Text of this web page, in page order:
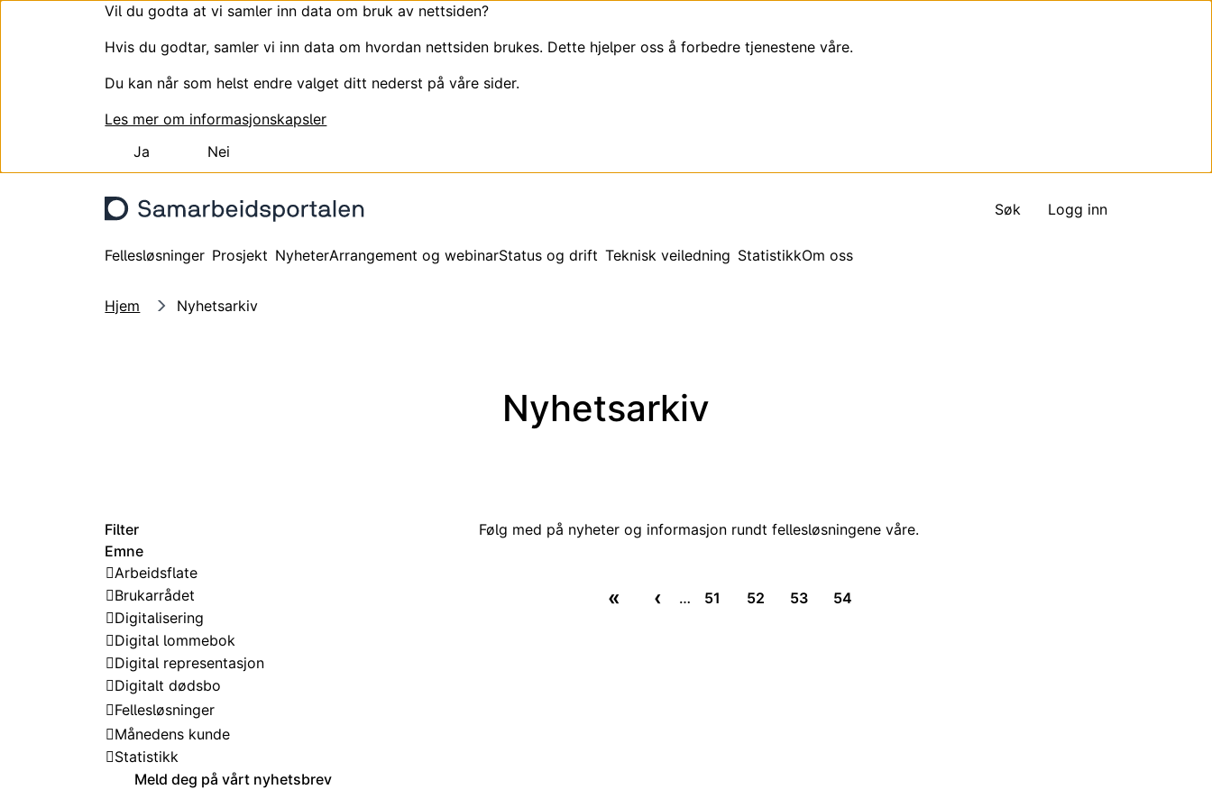
Vil du godta at vi samler inn data om bruk av nettsiden?
Hvis du godtar, samler vi inn data om hvordan nettsiden brukes. Dette hjelper oss å forbedre tjenestene våre.
Du kan når som helst endre valget ditt nederst på våre sider.
Les mer om informasjonskapsler
Ja
Nei
Søk
Logg inn
Fellesløsninger Prosjekt NyheterArrangement og webinarStatus og drift Teknisk veiledning StatistikkOm oss
Hjem Nyhetsarkiv
Nyhetsarkiv
Filter
Emne
Arbeidsflate
Brukarrådet
Digitalisering
Digital lommebok
Digital representasjon
Digitalt dødsbo
Fellesløsninger
Månedens kunde
Statistikk
Meld deg på vårt nyhetsbrev
Følg med på nyheter og informasjon rundt fellesløsningene våre.
«
‹
…
51
52
53
54